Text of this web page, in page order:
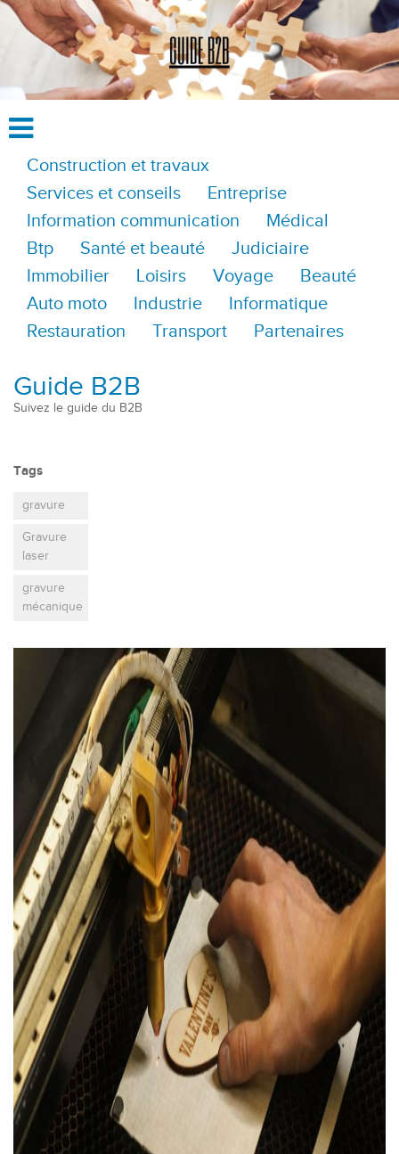
Construction et travaux
Services et conseils
Entreprise
Information communication
Médical
Btp
Santé et beauté
Judiciaire
Immobilier
Loisirs Voyage
Beauté
Auto moto
Industrie
Informatique
Restauration
Transport Partenaires
Guide B2B
Suivez le guide du B2B
Tags
gravure
Gravure
laser
gravure
mécanique